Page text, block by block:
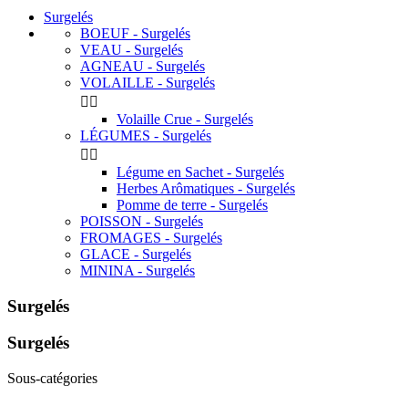
Surgelés
BOEUF - Surgelés
VEAU - Surgelés
AGNEAU - Surgelés
VOLAILLE - Surgelés
 
Volaille Crue - Surgelés
LÉGUMES - Surgelés
 
Légume en Sachet - Surgelés
Herbes Arômatiques - Surgelés
Pomme de terre - Surgelés
POISSON - Surgelés
FROMAGES - Surgelés
GLACE - Surgelés
MININA - Surgelés
Surgelés
Surgelés
Sous-catégories